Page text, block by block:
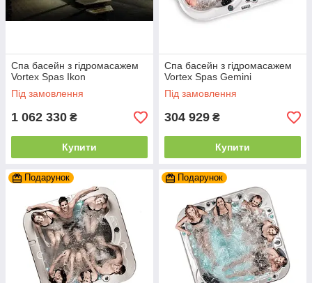
Спа басейн з гідромасажем
Vortex Spas Ikon
Під замовлення
1 062 330 ₴
Купити
Спа басейн з гідромасажем
Vortex Spas Gemini
Під замовлення
304 929 ₴
Купити
Подарунок Подарунок